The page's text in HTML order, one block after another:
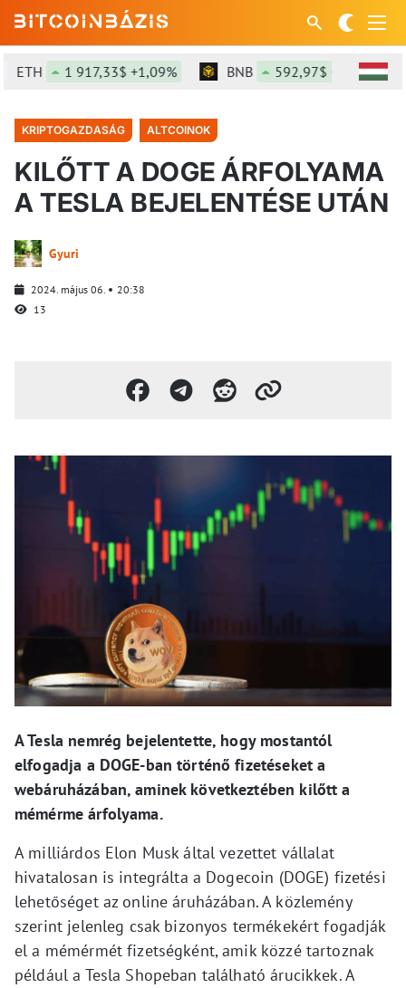
ETH 1 917,33$ +1,09% BNB 592,97$ +0,85%
KRIPTOGAZDASÁG ALTCOINOK
KILŐTT A DOGE ÁRFOLYAMA
A TESLA BEJELENTÉSE UTÁN
Gyuri
2024. május 06.
20:38
13
A Tesla nemrég bejelentette, hogy mostantól
elfogadja a DOGE-ban történő fizetéseket a
webáruházában, aminek következtében kilőtt a
mémérme árfolyama.
A milliárdos Elon Musk által vezettet vállalat
hivatalosan is integrálta a Dogecoin (DOGE) fizetési
lehetőséget az online áruházában. A közlemény
szerint jelenleg csak bizonyos termékekért fogadják
el a mémérmét fizetségként, amik közzé tartoznak
például a Tesla Shopeban található árucikkek. A